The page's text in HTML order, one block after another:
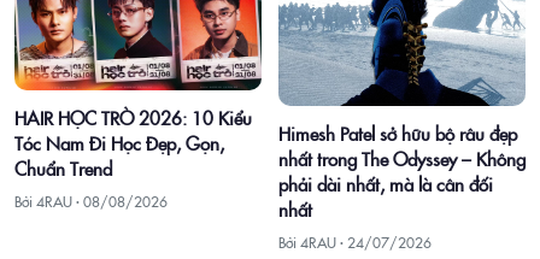
HAIR HỌC TRÒ 2026: 10 Kiểu
Tóc Nam Đi Học Đẹp, Gọn,
Chuẩn Trend
Bởi 4RAU ·08/08/2026
Himesh Patel sở hữu bộ râu đẹp
nhất trong The Odyssey – Không
phải dài nhất, mà là cân đối
nhất
Bởi 4RAU · 24/07/2026